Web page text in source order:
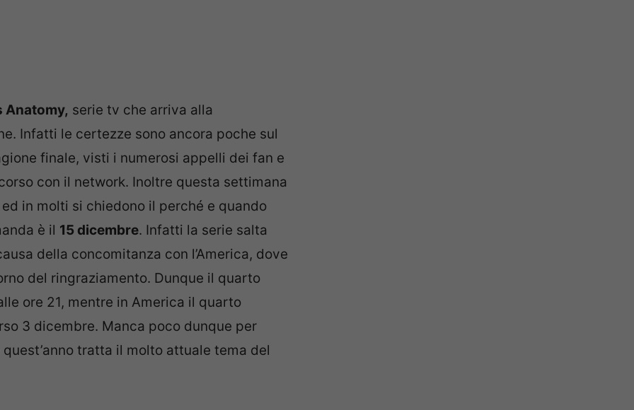
Anatomy, serie tv che arriva alla
Infatti le certezze sono ancora poche sul
finale, visti i numerosi appelli dei fan e
con il network. Inoltre questa settimana
ed in molti si chiedono il perché e quando
è il 15 dicembre. Infatti la serie salta
della concomitanza con l’America, dove
del ringraziamento. Dunque il quarto
ore 21, mentre in America il quarto
3 dicembre. Manca poco dunque per
tratta il molto attuale tema del